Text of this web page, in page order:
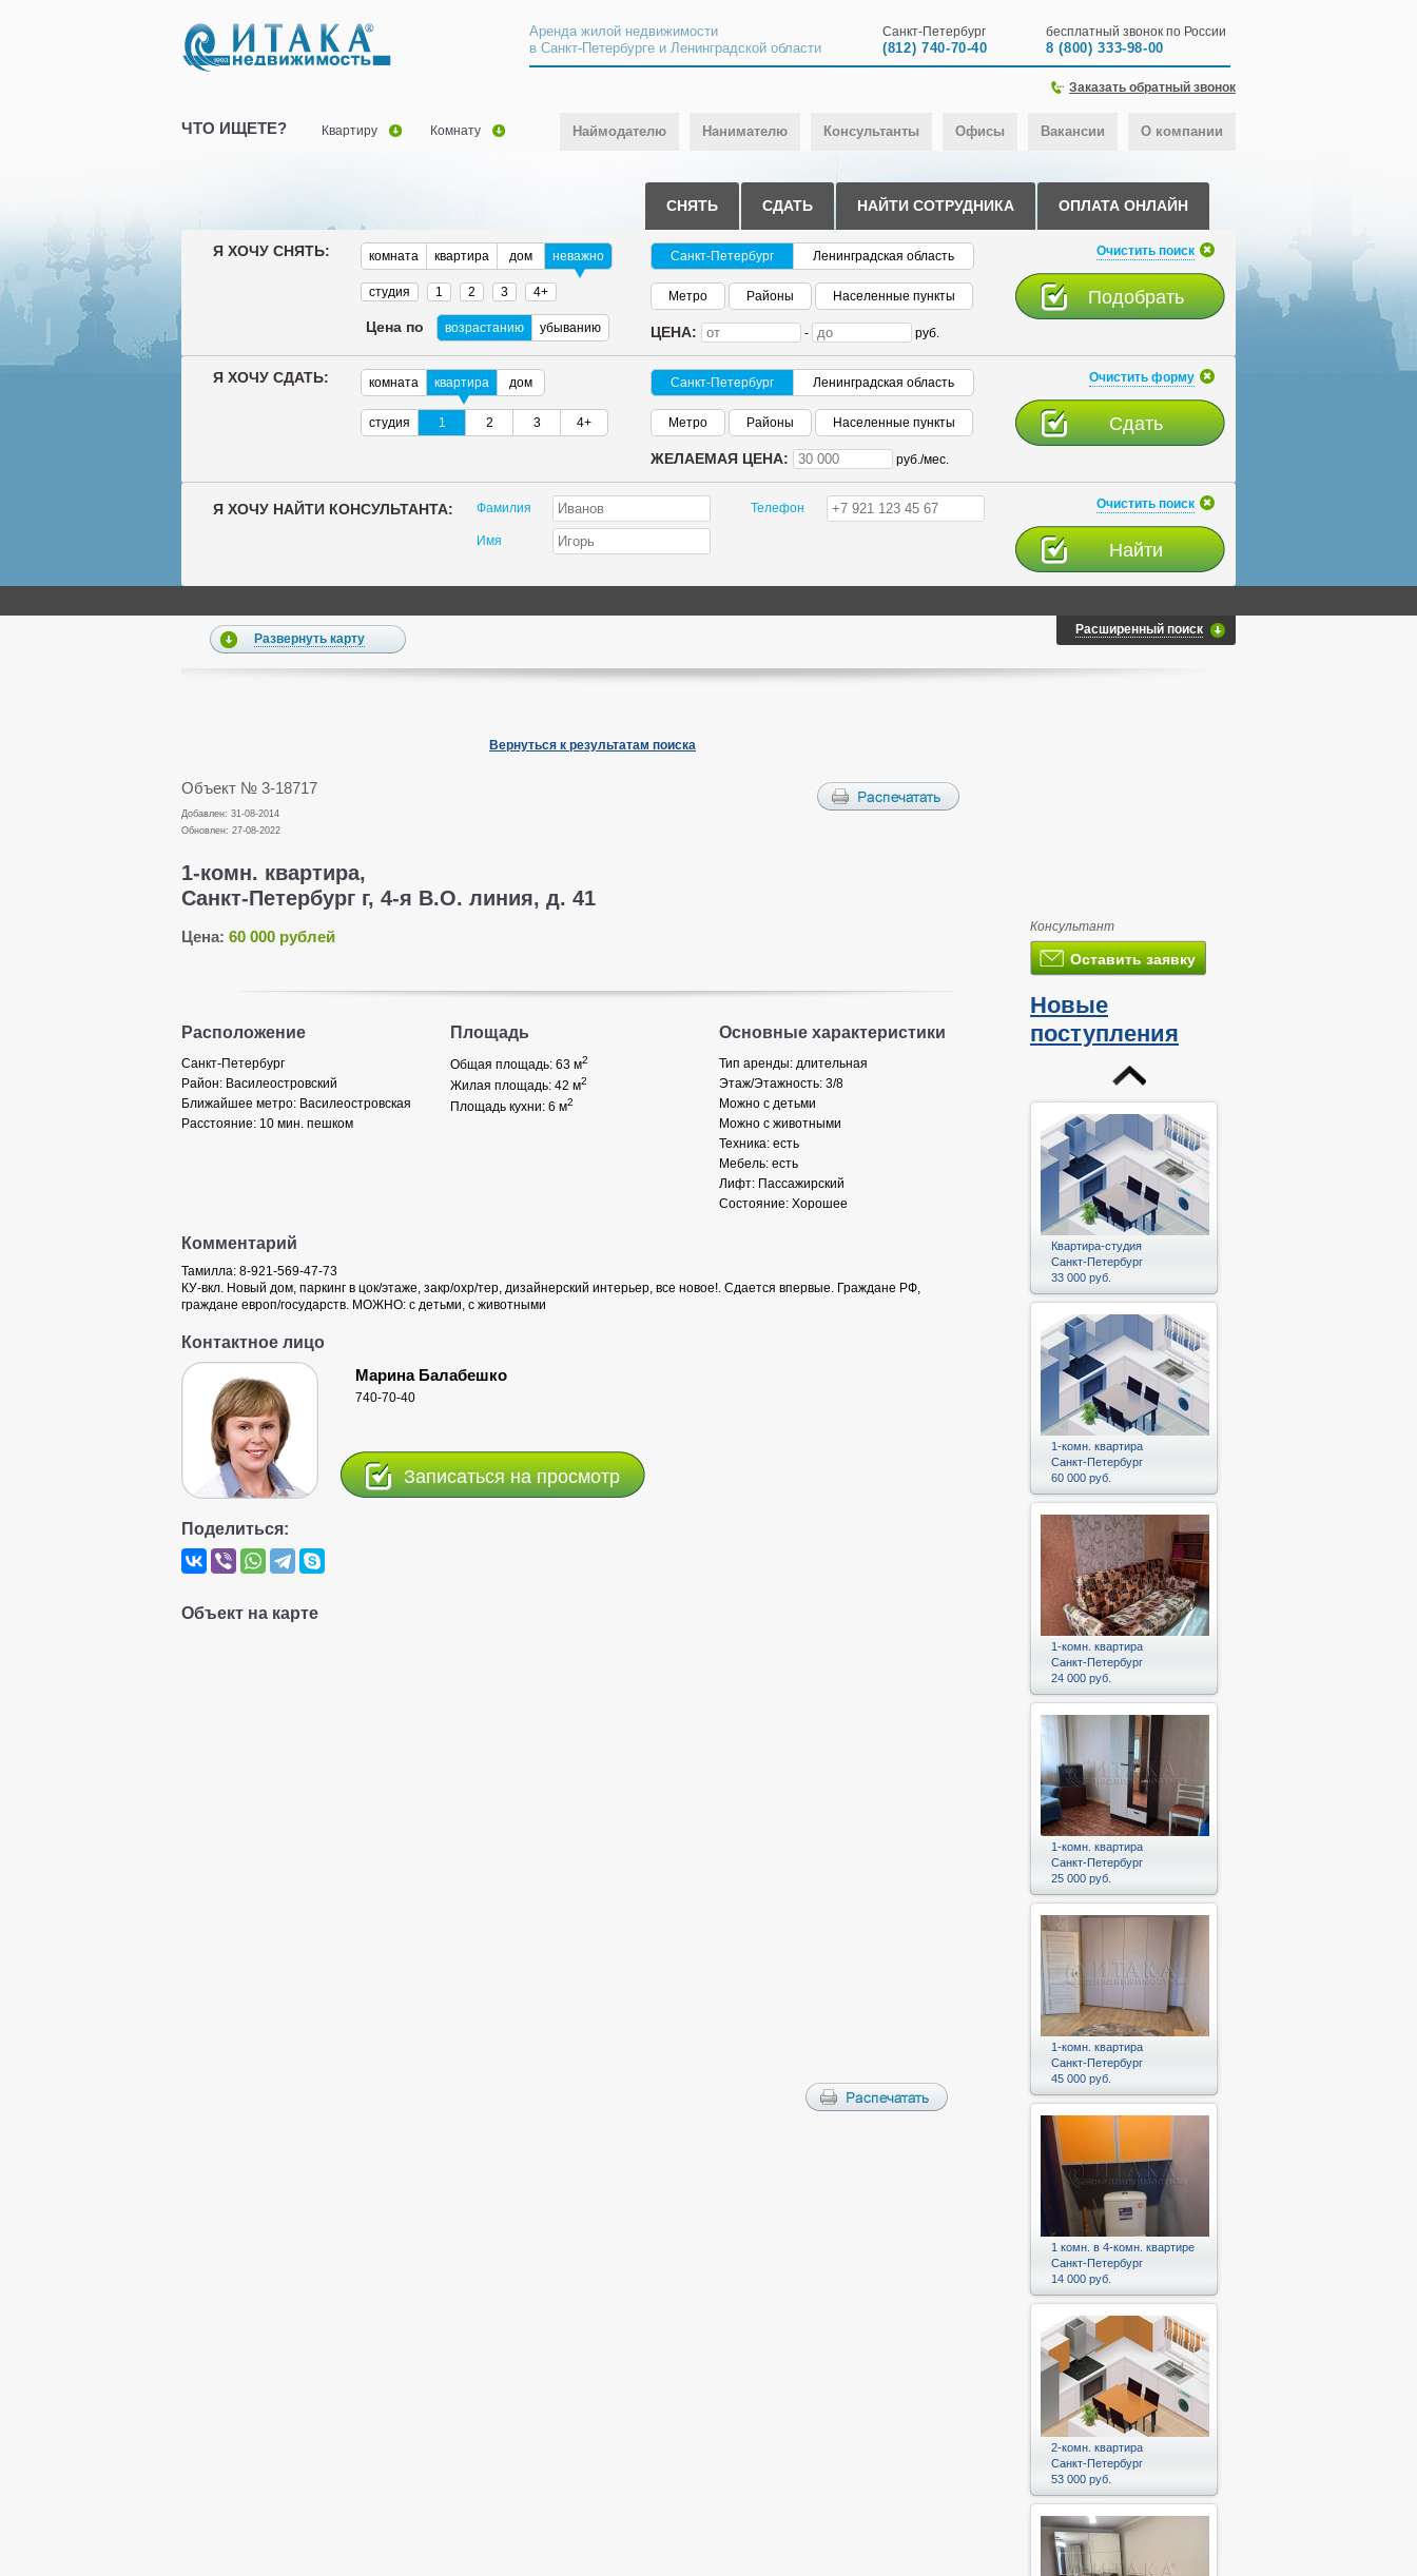
Аренда жилой недвижимости
в Санкт-Петербурге и Ленинградской области
Санкт-Петербург
(812) 740-70-40
бесплатный звонок по России
8 (800) 333-98-00
Заказать обратный звонок
ЧТО ИЩЕТЕ? Квартиру Комнату Наймодателю Нанимателю Консультанты Офисы Вакансии О компании
СНЯТЬ СДАТЬ НАЙТИ СОТРУДНИКА ОПЛАТА ОНЛАЙН
Я ХОЧУ СНЯТЬ: комната квартира дом неважно
студия 1 2 3 4+
Цена по возрастанию убыванию
Санкт-Петербург Ленинградская область
Метро Районы Населенные пункты
ЦЕНА: - руб.
Очистить поиск
Я ХОЧУ СДАТЬ: комната квартира дом
студия 1 2 3 4+
Санкт-Петербург Ленинградская область
Метро Районы Населенные пункты
ЖЕЛАЕМАЯ ЦЕНА: руб./мес.
Очистить форму
Я ХОЧУ НАЙТИ КОНСУЛЬТАНТА: Фамилия
Имя
Телефон Очистить поиск
Расширенный поиск
Развернуть карту
Вернуться к результатам поиска
Объект № 3-18717
Добавлен: 31-08-2014
Обновлен: 27-08-2022
1-комн. квартира,
Санкт-Петербург г, 4-я В.О. линия, д. 41
Цена: 60 000 рублей
Расположение
Санкт-Петербург
Район: Василеостровский
Ближайшее метро: Василеостровская
Расстояние: 10 мин. пешком
Площадь
Общая площадь: 63 м2
Жилая площадь: 42 м2
Площадь кухни: 6 м2
Основные характеристики
Тип аренды: длительная
Этаж/Этажность: 3/8
Можно с детьми
Можно с животными
Техника: есть
Мебель: есть
Лифт: Пассажирский
Состояние: Хорошее
Комментарий
Тамилла: 8-921-569-47-73
КУ-вкл. Новый дом, паркинг в цок/этаже, закр/охр/тер, дизайнерский интерьер, все новое!. Сдается впервые. Граждане РФ,
граждане европ/государств. МОЖНО: с детьми, с животными
Контактное лицо
Марина Балабешко
740-70-40
Записаться на просмотр
Поделиться:
Объект на карте
Консультант
Оставить заявку
Новые
поступления
Квартира-студия
Санкт-Петербург
33 000 руб.
1-комн. квартира
Санкт-Петербург
60 000 руб.
1-комн. квартира
Санкт-Петербург
24 000 руб.
1-комн. квартира
Санкт-Петербург
25 000 руб.
1-комн. квартира
Санкт-Петербург
45 000 руб.
1 комн. в 4-комн. квартире
Санкт-Петербург
14 000 руб.
2-комн. квартира
Санкт-Петербург
53 000 руб.